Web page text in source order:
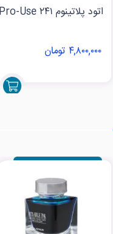
اتود پلاتینوم Pro-Use ۲۴۱
۴,۸۰۰,۰۰۰ تومان